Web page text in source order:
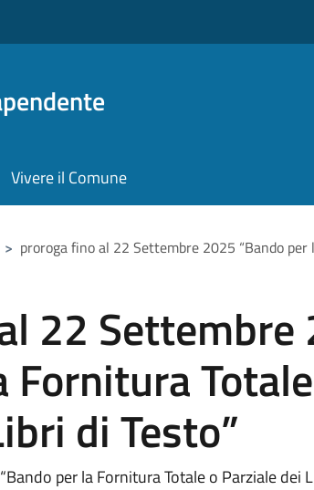
Vivere il Comune
> proroga fino al 22 Settembre 2025 “Bando
22 Settembre
Fornitura
di Testo”
per la Fornitura Totale o Parziale dei